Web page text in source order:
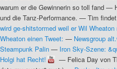
warum er die Gewinnerin so toll fand —
und die Tanz-Performance. — Tim
wird ge-shitstormed weil er Wil
Wheaton einen Tweet: — Newsgroup
Steampunk Palin — Iron Sky-Szene:
Holgi hat Recht!
— Felica Day von